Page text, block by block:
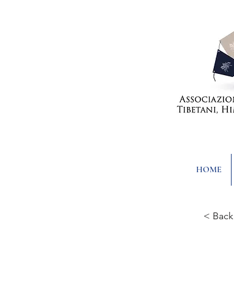
HOME
< Back